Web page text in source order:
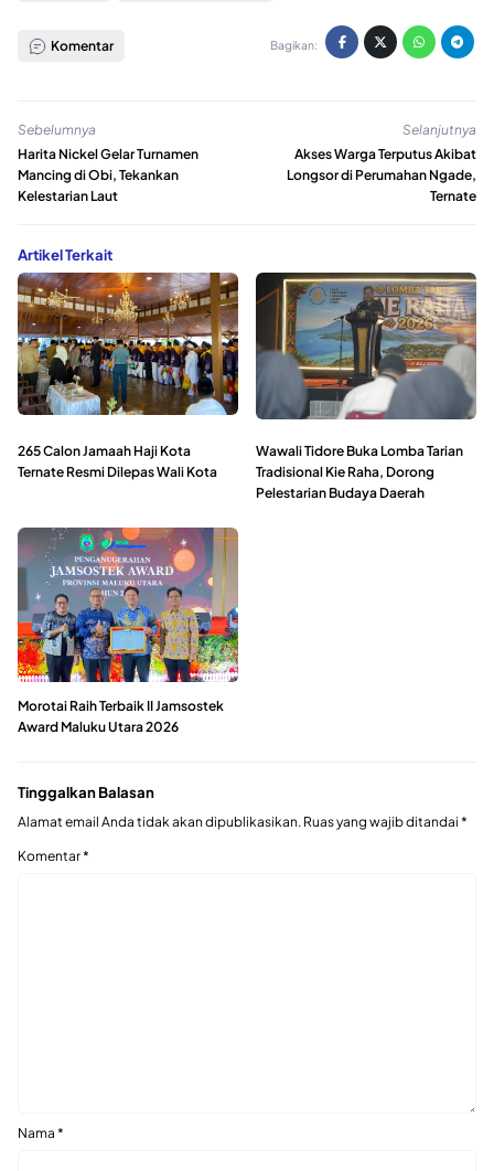
Komentar Bagikan:
Sebelumnya
Harita Nickel Gelar Turnamen
Mancing di Obi, Tekankan
Kelestarian Laut
Selanjutnya
Akses Warga Terputus Akibat
Longsor di Perumahan Ngade,
Ternate
Artikel Terkait
265 Calon Jamaah Haji Kota
Ternate Resmi Dilepas Wali Kota
Wawali Tidore Buka Lomba Tarian
Tradisional Kie Raha, Dorong
Pelestarian Budaya Daerah
Morotai Raih Terbaik II Jamsostek
Award Maluku Utara 2026
Tinggalkan Balasan
Alamat email Anda tidak akan dipublikasikan. Ruas yang wajib ditandai *
Komentar*
Nama *